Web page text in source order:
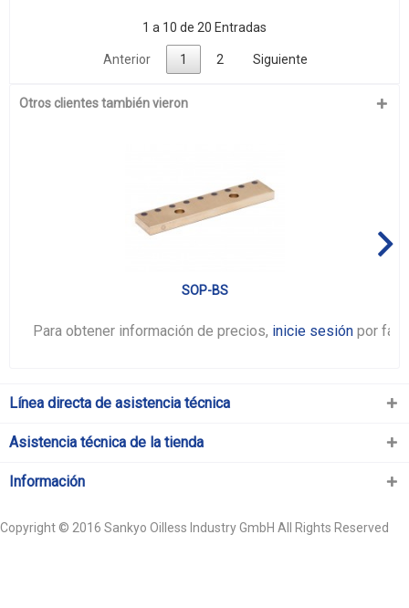
1 a 10 de 20 Entradas
Anterior 1 2 Siguiente
Otros clientes también vieron
SOP-BS
Para obtener información de precios, inicie sesión por
Línea directa de asistencia técnica
Asistencia técnica de la tienda
Información
Copyright © 2016 Sankyo Oilless Industry GmbH All Rights Reserved